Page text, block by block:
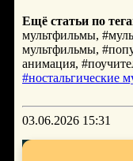
Ещё статьи по
мультфильмы,
мультфильмы,
анимация,
#ностальгические
03.06.2026 15:31